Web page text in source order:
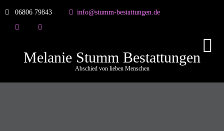
06806 79843 info@stumm-bestattungen.de
Melanie Stumm Bestattungen
Abschied von lieben Menschen